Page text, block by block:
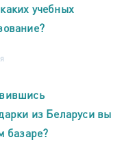
учебных
из Беларуси вы
базаре?